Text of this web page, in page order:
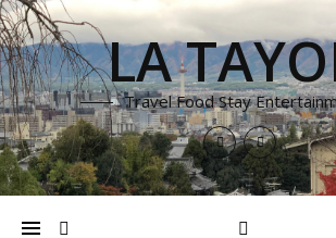
LA
Travel Food Stay